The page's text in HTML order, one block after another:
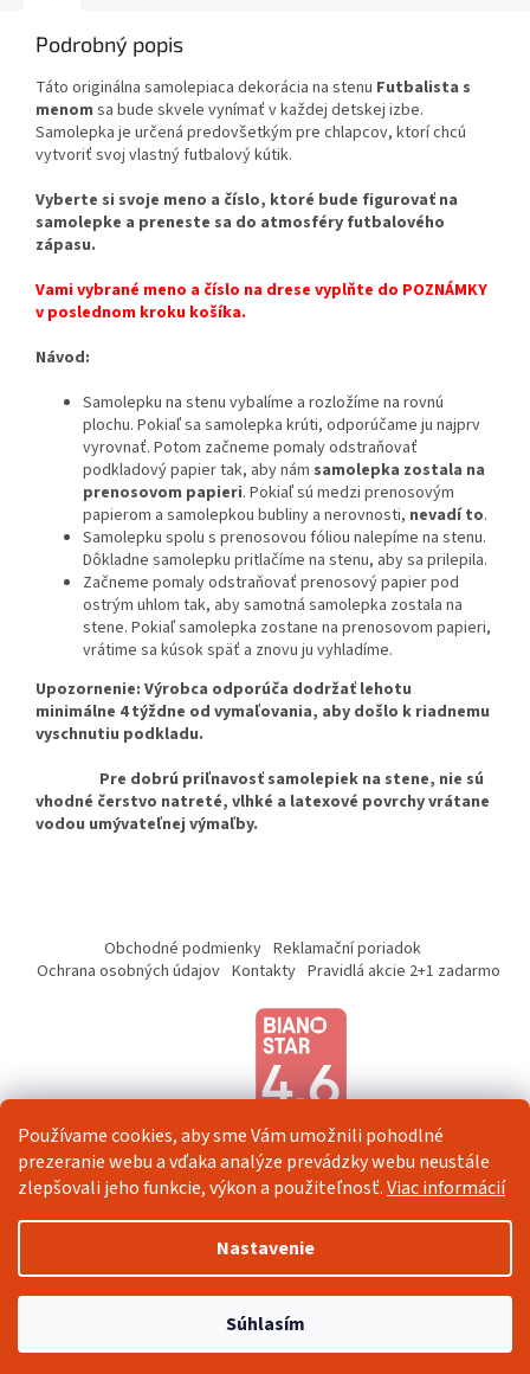
Používame cookies, aby sme Vám umožnili pohodlné
prezeranie webu a vďaka analýze prevádzky webu neustále
zlepšovali jeho funkcie, výkon a použiteľnosť.Viac informácií
Nastavenie
Súhlasím
Podrobný popis
Táto originálna samolepiaca dekorácia na stenu Futbalista s
menom sa bude skvele vynímať v každej detskej izbe.
Samolepka je určená predovšetkým pre chlapcov, ktorí chcú
vytvoriť svoj vlastný futbalový kútik.
Vyberte si svoje meno a číslo, ktoré bude figurovať na
samolepke a preneste sa do atmosféry futbalového
zápasu.
Vami vybrané meno a číslo na drese vyplňte do POZNÁMKY
v poslednom kroku košíka.
Návod:
Samolepku na stenu vybalíme a rozložíme na rovnú
plochu. Pokiaľ sa samolepka krúti, odporúčame ju najprv
vyrovnať. Potom začneme pomaly odstraňovať
podkladový papier tak, aby nám samolepka zostala na
prenosovom papieri. Pokiaľ sú medzi prenosovým
papierom a samolepkou bubliny a nerovnosti, nevadí to.
Samolepku spolu s prenosovou fóliou nalepíme na stenu.
Dôkladne samolepku pritlačíme na stenu, aby sa prilepila.
Začneme pomaly odstraňovať prenosový papier pod
ostrým uhlom tak, aby samotná samolepka zostala na
stene. Pokiaľ samolepka zostane na prenosovom papieri,
vrátime sa kúsok späť a znovu ju vyhladíme.
Upozornenie: Výrobca odporúča dodržať lehotu
minimálne 4 týždne od vymaľovania, aby došlo k riadnemu
vyschnutiu podkladu.
Pre dobrú priľnavosť samolepiek na stene, nie sú
vhodné čerstvo natreté, vlhké a latexové povrchy vrátane
vodou umývateľnej výmaľby.
Obchodné podmienky Reklamační poriadok
Ochrana osobných údajov Kontakty Pravidlá akcie 2+1 zadarmo
Copyright 2026Veselá Stena. Všetky práva vyhradené.Upraviť
nastavenie cookies